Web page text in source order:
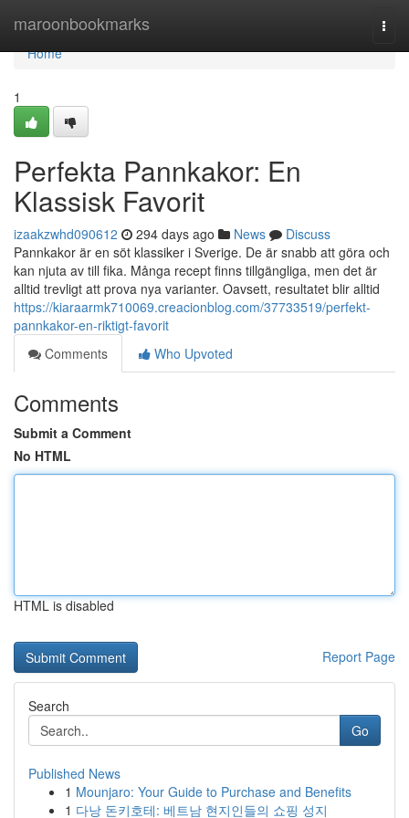
maroonbookmarks
Home
Home
1
Perfekta Pannkakor: En
Klassisk Favorit
izaakzwhd090612 294 days ago News
Discuss
Pannkakor är en söt klassiker i Sverige. De är snabb att göra och
kan njuta av till fika. Många recept finns tillgängliga, men det är
alltid trevligt att prova nya varianter. Oavsett, resultatet blir alltid
https://kiaraarmk710069.creacionblog.com/37733519/perfekt-
pannkakor-en-riktigt-favorit
Comments
Who Upvoted
Comments
Submit a Comment
No HTML
HTML is disabled
Report Page
Search
Go
Published News
1 Mounjaro: Your Guide to Purchase and Benefits
1 다낭 돈키호테: 베트남 현지인들의 쇼핑 성지